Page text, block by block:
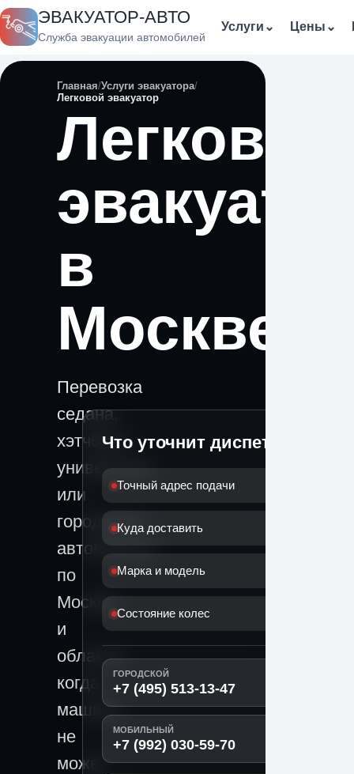
ЭВАКУАТОР-АВТО
Служба эвакуации автомобилей
Услуги ⌄ Цены ⌄
Главная Услуги эвакуатора
Легковой эвакуатор
Легковой
в
Москве
Перевозка
седана,
хэтчбека,
универсала
или
городского
автомобиля
по
Москве
и
области,
когда
машина
не
может
Что уточнит диспетчер
Точный адрес подачи
Куда доставить
Марка и модель
Состояние колес
ГОРОДСКОЙ
+7 (495) 513-13-47
МОБИЛЬНЫЙ
+7 (992) 030-59-70